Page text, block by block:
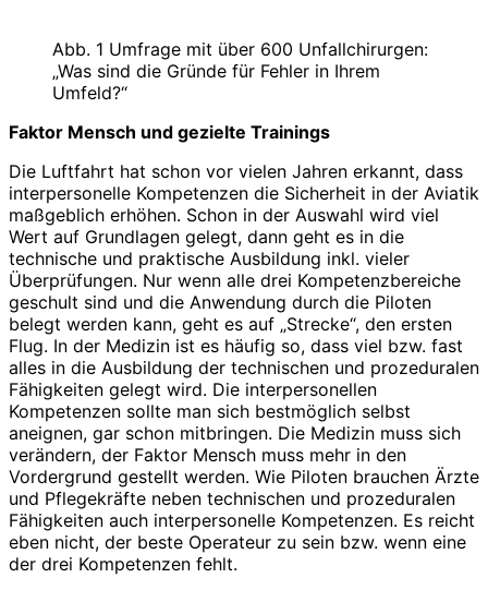
Abb. 1 Umfrage mit über 600 Unfallchirurgen:
„Was sind die Gründe für Fehler in Ihrem
Umfeld?“
Faktor Mensch und gezielte Trainings
Die Luftfahrt hat schon vor vielen Jahren erkannt, dass
interpersonelle Kompetenzen die Sicherheit in der Aviatik
maßgeblich erhöhen. Schon in der Auswahl wird viel
Wert auf Grundlagen gelegt, dann geht es in die
technische und praktische Ausbildung inkl. vieler
Überprüfungen. Nur wenn alle drei Kompetenzbereiche
geschult sind und die Anwendung durch die Piloten
belegt werden kann, geht es auf „Strecke“, den ersten
Flug. In der Medizin ist es häufig so, dass viel bzw. fast
alles in die Ausbildung der technischen und prozeduralen
Fähigkeiten gelegt wird. Die interpersonellen
Kompetenzen sollte man sich bestmöglich selbst
aneignen, gar schon mitbringen. Die Medizin muss sich
verändern, der Faktor Mensch muss mehr in den
Vordergrund gestellt werden. Wie Piloten brauchen Ärzte
und Pflegekräfte neben technischen und prozeduralen
Fähigkeiten auch interpersonelle Kompetenzen. Es reicht
eben nicht, der beste Operateur zu sein bzw. wenn eine
der drei Kompetenzen fehlt.